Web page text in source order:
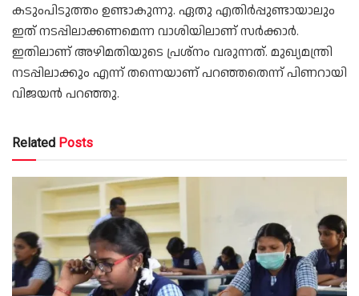
കടുംപിടുത്തം ഉണ്ടാകുന്നു. ഏതു എതിർപ്പുണ്ടായാലും
ഇത് നടപ്പിലാക്കണമെന്ന വാശിയിലാണ് സർക്കാർ.
ഇതിലാണ് അഴിമതിയുടെ പ്രശ്നം വരുന്നത്. മുഖ്യമന്ത്രി
നടപ്പിലാക്കും എന്ന് തന്നെയാണ് പറഞ്ഞതെന്ന് പിണറായി
വിജയൻ പറഞ്ഞു.
Related Posts